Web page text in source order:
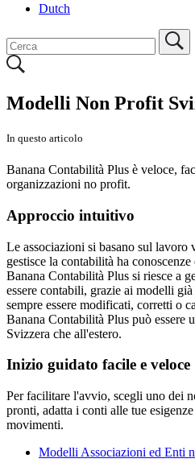
Dutch
Modelli Non Profit
In questo articolo
Banana Contabilità Plus è veloce,
organizzazioni no profit.
Approccio intuitivo
Le associazioni si basano sul lavoro
gestisce la contabilità ha
Banana Contabilità Plus si riesce a
essere contabili, grazie ai modelli
sempre essere modificati, corretti o
Banana Contabilità Plus può essere
Svizzera che all'estero.
Inizio guidato facile e veloce
Per facilitare l'avvio, scegli uno dei
pronti, adatta i conti alle tue
movimenti.
Modelli Associazioni ed Enti